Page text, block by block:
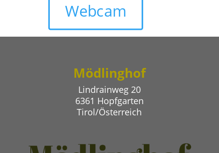
Webcam
Mödlinghof
Lindrainweg 20
6361 Hopfgarten
Tirol/Österreich